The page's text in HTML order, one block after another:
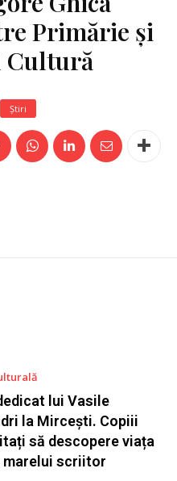
Primărie și
Cultură
Știri
lui Vasile
la Mircești. Copiii
să descopere viața
marelui scriitor